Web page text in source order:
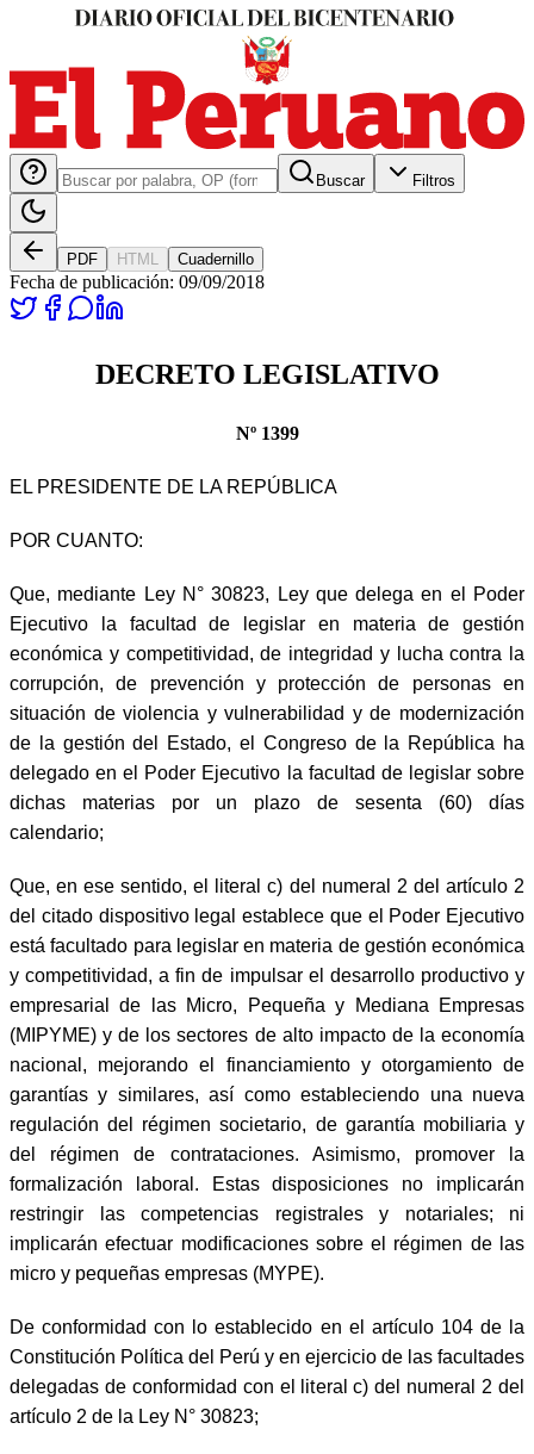
Buscar Filtros
PDF HTML Cuadernillo
Fecha de publicación: 09/09/2018
DECRETO LEGISLATIVO
Nº 1399
EL PRESIDENTE DE LA REPÚBLICA
POR CUANTO:
Que, mediante Ley N° 30823, Ley que delega en el Poder
Ejecutivo la facultad de legislar en materia de gestión
económica y competitividad, de integridad y lucha contra la
corrupción, de prevención y protección de personas en
situación de violencia y vulnerabilidad y de modernización
de la gestión del Estado, el Congreso de la República ha
delegado en el Poder Ejecutivo la facultad de legislar sobre
dichas materias por un plazo de sesenta (60) días
calendario;
Que, en ese sentido, el literal c) del numeral 2 del artículo 2
del citado dispositivo legal establece que el Poder Ejecutivo
está facultado para legislar en materia de gestión económica
y competitividad, a fin de impulsar el desarrollo productivo y
empresarial de las Micro, Pequeña y Mediana Empresas
(MIPYME) y de los sectores de alto impacto de la economía
nacional, mejorando el financiamiento y otorgamiento de
garantías y similares, así como estableciendo una nueva
regulación del régimen societario, de garantía mobiliaria y
del régimen de contrataciones. Asimismo, promover la
formalización laboral. Estas disposiciones no implicarán
restringir las competencias registrales y notariales; ni
implicarán efectuar modificaciones sobre el régimen de las
micro y pequeñas empresas (MYPE).
De conformidad con lo establecido en el artículo 104 de la
Constitución Política del Perú y en ejercicio de las facultades
delegadas de conformidad con el literal c) del numeral 2 del
artículo 2 de la Ley N° 30823;